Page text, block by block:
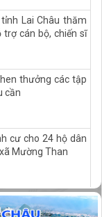
Lai Châu thăm
trợ cán bộ, chiến sĩ
thưởng các tập
cần
cư cho 24 hộ dân
Mường Than
NGÂN HÀNG
7/2026